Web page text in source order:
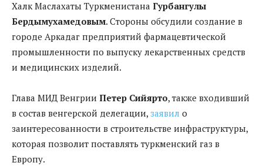
Халк Маслахаты Туркменистана Гурбангулы
Бердымухамедовым. Стороны обсудили создание в
городе Аркадаг предприятий фармацевтической
промышленности по выпуску лекарственных средств
и медицинских изделий.
Глава МИД Венгрии Петер Сийярто, также входивший
в состав венгерской делегации, заявил о
заинтересованности в строительстве инфраструктуры,
которая позволит поставлять туркменский газ в
Европу.